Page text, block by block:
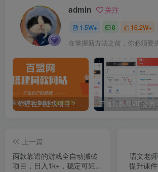
admin 关注
1.5W+ 0 16.2W+
在掌握新方法之前，你必须要
你还在到处找项目？还在当韭菜？我靠卖项目一个月收入5万+，曾经我也是个失败者。 开通知越网VIP会员，尊享
上一篇
两款靠谱的游戏全自动搬砖
项目，日入1k+，稳定可矩
语文老
提升课